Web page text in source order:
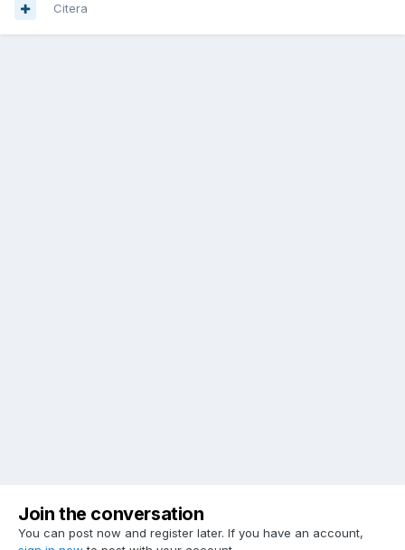
Citera
Join the conversation
You can post now and register later. If you have an account,